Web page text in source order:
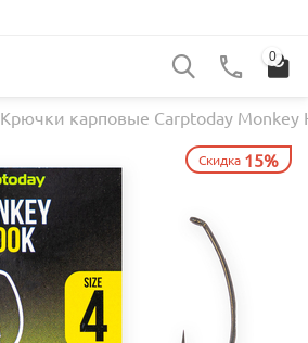
0
Крючки карповые Carptoday Monkey
Скидка 15%